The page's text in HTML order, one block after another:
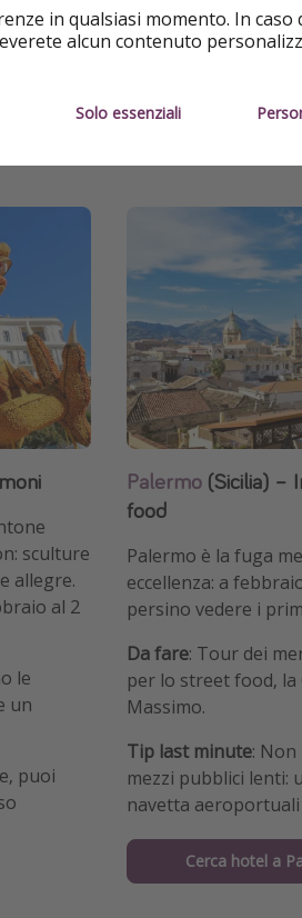
Cerca hotel a
sculture
allegre.
al 2
le
un
puoi
Palermo (Sicilia) –
food
Palermo è la fuga
eccellenza: a
persino vedere i
Da fare: Tour dei
per lo street food,
Massimo.
Tip last minute:
mezzi pubblici lenti:
navetta
Cerca hotel a
in qualsiasi momento. In
alcun contenuto
Solo essenziali